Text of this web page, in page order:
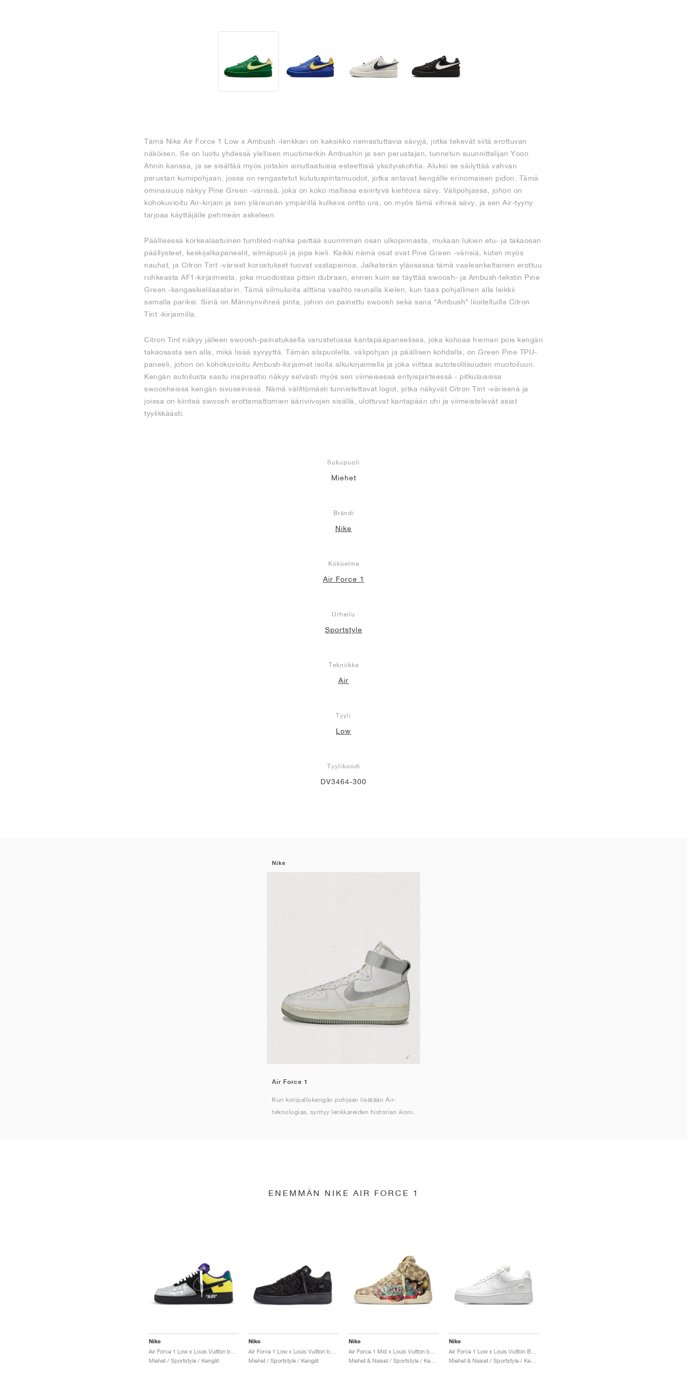
Tämä Nike Air Force 1 Low x Ambush -lenkkari on kaksikko riemastuttavia sävyjä, jotka tekevät siitä erottuvan
näköisen. Se on luotu yhdessä ylellisen muotimerkin Ambushin ja sen perustajan, tunnetun suunnittelijan Yoon
Ahnin kanssa, ja se sisältää myös joitakin ainutlaatuisia esteettisiä yksityiskohtia. Aluksi se säilyttää vahvan
perustan kumipohjaan, jossa on rengastetut kulutuspintamuodot, jotka antavat kengälle erinomaisen pidon. Tämä
ominaisuus näkyy Pine Green -värissä, joka on koko mallissa esiintyvä kiehtova sävy. Välipohjassa, johon on
kohokuvioitu Air-kirjain ja sen yläreunan ympärillä kulkeva ontto ura, on myös tämä vihreä sävy, ja sen Air-tyyny
tarjoaa käyttäjälle pehmeän askeleen.
Päällisessä korkealaatuinen tumbled-nahka peittää suurimman osan ulkopinnasta, mukaan lukien etu- ja takaosan
päällysteet, keskijalkapaneelit, silmäpuoli ja jopa kieli. Kaikki nämä osat ovat Pine Green -värisiä, kuten myös
nauhat, ja Citron Tint -väriset korostukset tuovat vastapainoa. Jalkaterän yläosassa tämä vaaleankeltainen erottuu
rohkeasta AF1-kirjaimesta, joka muodostaa pitsin dubraan, ennen kuin se täyttää swoosh- ja Ambush-tekstin Pine
Green -kangaskielilaastarin. Tämä silmukoita alttiina vaahto reunalla kielen, kun taas pohjallinen alla leikkii
samalla pariksi. Siinä on Männynvihreä pinta, johon on painettu swoosh sekä sana "Ambush" liioitelluilla Citron
Tint -kirjaimilla.
Citron Tint näkyy jälleen swoosh-painatuksella varustetussa kantapääpaneelissa, joka kohoaa hieman pois kengän
takaosasta sen alla, mikä lisää syvyyttä. Tämän alapuolella, välipohjan ja päällisen kohdalla, on Green Pine TPU-
paneeli, johon on kohokuvioitu Ambush-kirjaimet isolla alkukirjaimella ja joka viittaa autoteollisuuden muotoiluun.
Kengän autoilusta saatu inspiraatio näkyy selvästi myös sen viimeisessä erityispiirteessä - pitkulaisissa
swoosheissa kengän sivuseinissä. Nämä välittömästi tunnistettavat logot, jotka näkyvät Citron Tint -värisenä ja
joissa on kiinteä swoosh erottamattomien ääriviivojen sisällä, ulottuvat kantapään ohi ja viimeistelevät asiat
tyylikkäästi.
Sukupuoli
Miehet
Brändi
Nike
Kokoelma
Air Force 1
Urheilu
Sportstyle
Tekniikka
Air
Tyyli
Low
Tyylikoodi
DV3464-300
Nike
Air Force 1
Kun koripallokengän pohjaan lisätään Air-
teknologiaa, syntyy lenkkareiden historian ikoni.
ENEMMÄN NIKE AIR FORCE 1
Nike
Miehet / Sportstyle / Kengät
Nike
Miehet / Sportstyle / Kengät
Nike Nike
Miehet & Naiset / Sportstyle / Kengät